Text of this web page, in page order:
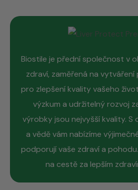
Biostile je přední společnost v
zdraví, zaměřená na
pro zlepšení kvality vašeho
výzkum a udržitelný rozvoj
výrobky jsou nejvyšší kvality.
a vědě vám nabízíme
podporují vaše zdraví a
na cestě za lepším